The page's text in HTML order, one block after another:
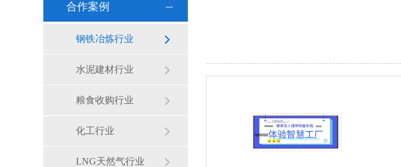
合作案例
钢铁冶炼行业
水泥建材行业
粮食收购行业
化工行业
LNG天然气行业